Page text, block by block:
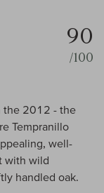
90
/100
the 2012 - the
Tempranillo
well-
with wild
handled oak.